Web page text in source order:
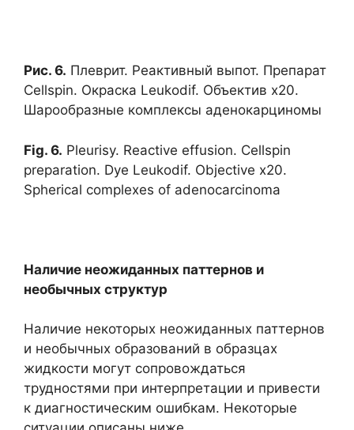
Рис. 6. Плеврит. Реактивный выпот. Препарат
Cellspin. Окраска Leukodif. Объектив х20.
Шарообразные комплексы аденокарциномы
Fig. 6. Pleurisy. Reactive effusion. Cellspin
preparation. Dye Leukodif. Objective x20.
Spherical complexes of adenocarcinoma
Наличие неожиданных паттернов и
необычных структур
Наличие некоторых неожиданных паттернов
и необычных образований в образцах
жидкости могут сопровождаться
трудностями при интерпретации и привести
к диагностическим ошибкам. Некоторые